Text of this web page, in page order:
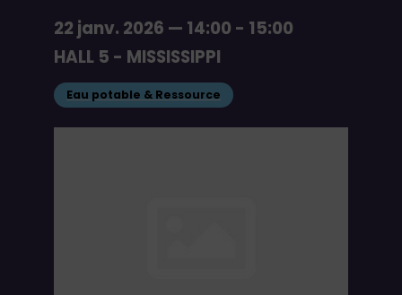
22 janv. 2026—14:00- 15:00
HALL 5 - MISSISSIPPI
Eau potable & Ressource